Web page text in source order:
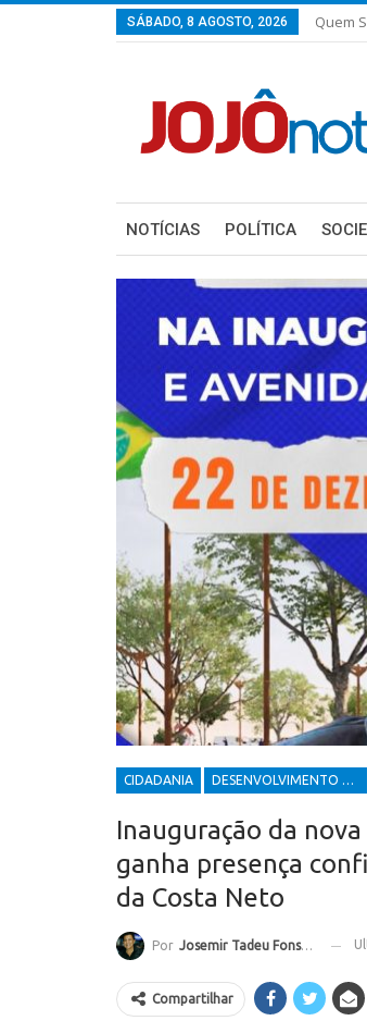
SÁBADO, 8 AGOSTO, 2026 Quem
NOTÍCIAS POLÍTICA
CIDADANIA DESENVOLVIMENTO ECONÔMICO E SOCIAL
Inauguração da
ganha presença
da Costa Neto
Por Josemir Tadeu Fonseca
Compartilhar